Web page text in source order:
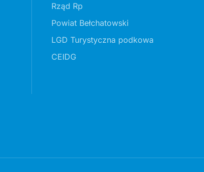
Rząd Rp
Powiat Bełchatowski
LGD Turystyczna podkowa
CEIDG